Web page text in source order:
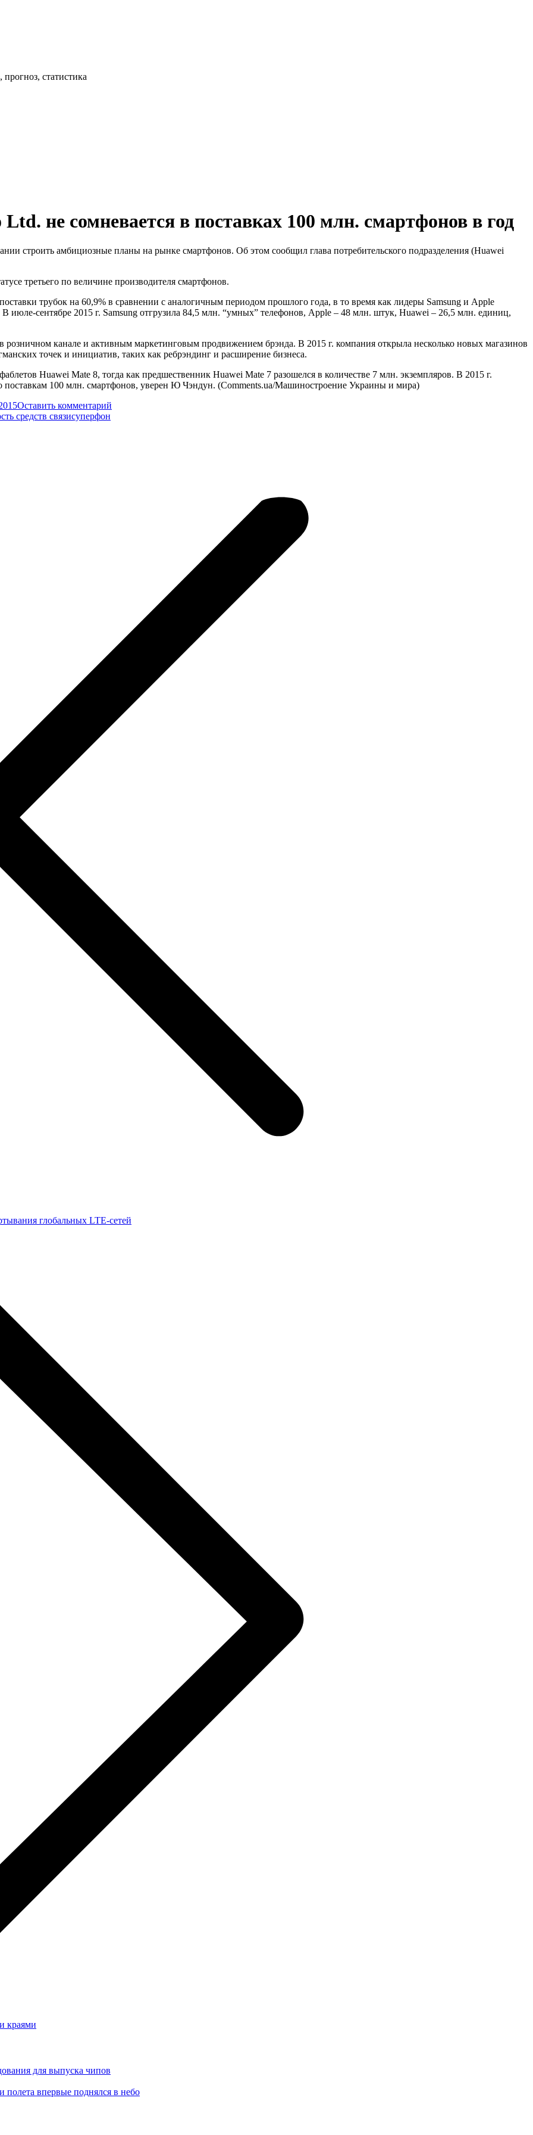
статистика
не сомневается в поставках 100 млн. смартфонов в год
строить амбициозные планы на рынке смартфонов. Об этом сообщил глава потребительского подразделения (Huawei
третьего по величине производителя смартфонов.
трубок на 60,9% в сравнении с аналогичным периодом прошлого года, в то время как лидеры Samsung и Apple
июле-сентябре 2015 г. Samsung отгрузила 84,5 млн. “умных” телефонов, Apple – 48 млн. штук, Huawei – 26,5 млн. единиц,
канале и активным маркетинговым продвижением брэнда. В 2015 г. компания открыла несколько новых магазинов
точек и инициатив, таких как ребрэндинг и расширение бизнеса.
Huawei Mate 8, тогда как предшественник Huawei Mate 7 разошелся в количестве 7 млн. экземпляров. В 2015 г.
поставкам 100 млн. смартфонов, уверен Ю Чэндун. (Comments.ua/Машиностроение Украины и мира)
Оставить комментарий
средств связисуперфон
глобальных LTE-сетей
краями
для выпуска чипов
впервые поднялся в небо